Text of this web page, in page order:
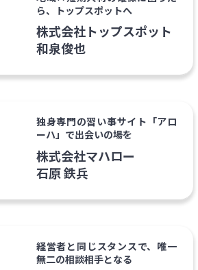
ら、トップスポットへ
株式会社トップスポット
和泉俊也
独身専門の習い事サイト「アロ
ーハ」で出会いの場を
株式会社マハロー
石原 鉄兵
経営者と同じスタンスで、唯一
無二の相談相手となる